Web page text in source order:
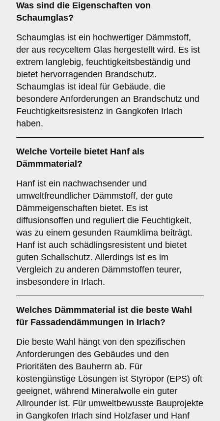
Was sind die Eigenschaften von
Schaumglas?
Schaumglas ist ein hochwertiger Dämmstoff,
der aus recyceltem Glas hergestellt wird. Es ist
extrem langlebig, feuchtigkeitsbeständig und
bietet hervorragenden Brandschutz.
Schaumglas ist ideal für Gebäude, die
besondere Anforderungen an Brandschutz und
Feuchtigkeitsresistenz in Gangkofen Irlach
haben.
Welche Vorteile bietet Hanf als
Dämmmaterial?
Hanf ist ein nachwachsender und
umweltfreundlicher Dämmstoff, der gute
Dämmeigenschaften bietet. Es ist
diffusionsoffen und reguliert die Feuchtigkeit,
was zu einem gesunden Raumklima beiträgt.
Hanf ist auch schädlingsresistent und bietet
guten Schallschutz. Allerdings ist es im
Vergleich zu anderen Dämmstoffen teurer,
insbesondere in Irlach.
Welches Dämmmaterial ist die beste Wahl
für Fassadendämmungen in Irlach?
Die beste Wahl hängt von den spezifischen
Anforderungen des Gebäudes und den
Prioritäten des Bauherrn ab. Für
kostengünstige Lösungen ist Styropor (EPS) oft
geeignet, während Mineralwolle ein guter
Allrounder ist. Für umweltbewusste Bauprojekte
in Gangkofen Irlach sind Holzfaser und Hanf